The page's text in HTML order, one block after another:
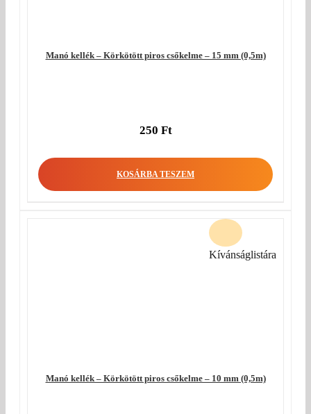
Manó kellék – Körkötött piros csőkelme – 15 mm (0,5m)
250 Ft
KOSÁRBA TESZEM
Manó kellék – Körkötött piros csőkelme – 10 mm (0,5m)
Kívánságlistára